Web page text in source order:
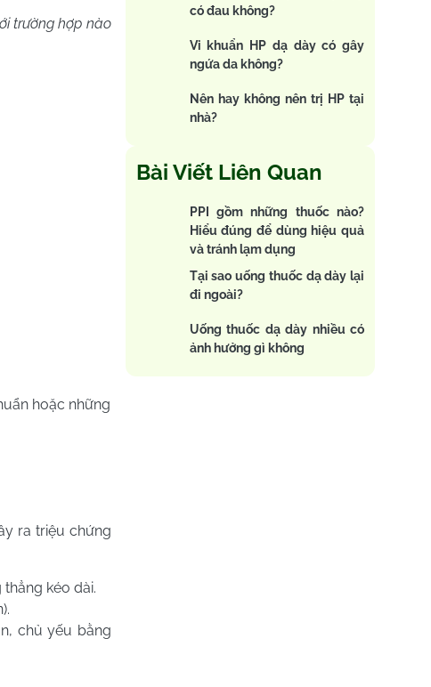
trường hợp nào
hoặc những
ra triệu chứng
thẳng kéo dài.
chủ yếu bằng
có đau không?
Vi khuẩn HP dạ dày có gây
ngứa da không?
Nên hay không nên trị HP tại
nhà?
Bài Viết Liên Quan
PPI gồm những thuốc nào?
Hiểu đúng để dùng hiệu quả
và tránh lạm dụng
Tại sao uống thuốc dạ dày lại
đi ngoài?
Uống thuốc dạ dày nhiều có
ảnh hưởng gì không